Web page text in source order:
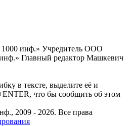
инф.» Учредитель ООО
Главный редактор Машкевич
в тексте, выделите её и
что бы сообщить об этом
2009 - 2026. Все права